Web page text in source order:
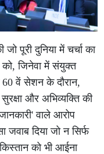
पूरी दुनिया में चर्चा का
जिनेवा में संयुक्त
60 वें सेशन के दौरान,
और अभिव्यक्ति की
वाले आरोप
जवाब दिया जो न सिर्फ
को भी आईना